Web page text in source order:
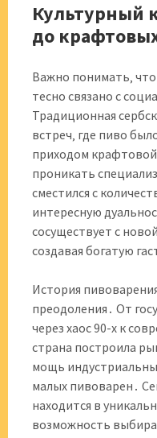
Культурный
до
Важно понимать‚
тесно связано с
Традиционная
встреч‚ где пиво
приходом крафтовой
проникать
сместился с
интересную
сосуществует с
создавая богатую
История
преодоления․ От
через хаос 90-х к
страна построила
мощь
малых пивоварен․
находится в
возможность